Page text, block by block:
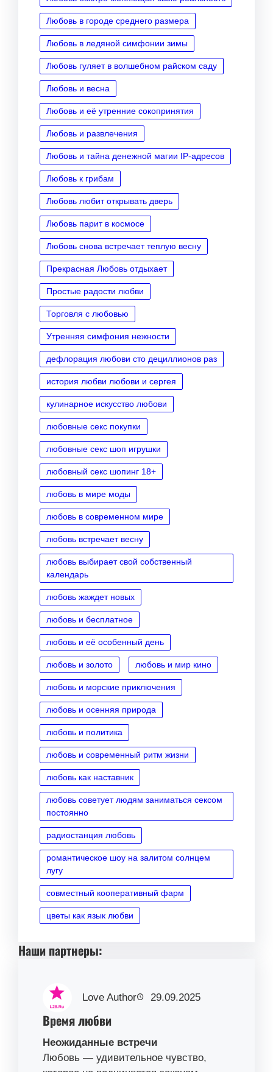
Любовь в городе среднего размера
Любовь в ледяной симфонии зимы
Любовь гуляет в волшебном райском саду
Любовь и весна
Любовь и её утренние сокопринятия
Любовь и развлечения
Любовь и тайна денежной магии IP‑адресов
Любовь к грибам
Любовь любит открывать дверь
Любовь парит в космосе
Любовь снова встречает теплую весну
Прекрасная Любовь отдыхает
Простые радости любви
Торговля с любовью
Утренняя симфония нежности
дефлорация любови сто дециллионов раз
история любви любови и сергея
кулинарное искусство любови
любовные секс покупки
любовные секс шоп игрушки
любовный секс шопинг 18+
любовь в мире моды
любовь в современном мире
любовь встречает весну
любовь выбирает свой собственный
календарь
любовь жаждет новых
любовь и бесплатное
любовь и её особенный день
любовь и золото любовь и мир кино
любовь и морские приключения
любовь и осенняя природа
любовь и политика
любовь и современный ритм жизни
любовь как наставник
любовь советует людям заниматься сексом
постоянно
радиостанция любовь
романтическое шоу на залитом солнцем
лугу
совместный кооперативный фарм
цветы как язык любви
Наши партнеры:
Love Author 29.09.2025
Время любви
Неожиданные встречи
Любовь — удивительное чувство,